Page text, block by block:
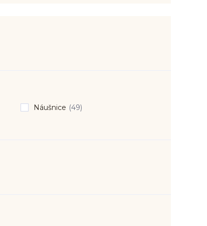
Náušnice (49)